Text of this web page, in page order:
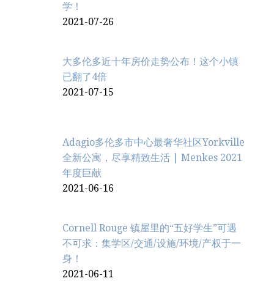
学！
2021-07-26
大多伦多近十年房价走势公布！这个小镇
已翻了4倍
2021-07-15
Adagio多伦多市中心最奢华社区Yorkville
全新公寓，尽享精致生活 | Menkes 2021
年度巨献
2021-06-16
Cornell Rouge 镇屋里的“五好学生”可遇
不可求：集学区/交通/设施/环境/产权于一
身！
2021-06-11